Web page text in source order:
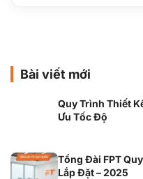
Bài viết mới
Quy Trình Thiết
Ưu Tốc Độ
Tổng Đài FPT
Lắp Đặt – 2025